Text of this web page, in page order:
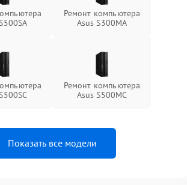
Ремонт компьютера
Asus S300MA
Ремонт компьютера
Asus S500MC
Показать все модели